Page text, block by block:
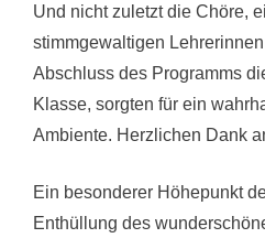
Und nicht zuletzt die Chöre,
stimmgewaltigen
Abschluss des Programms
Klasse, sorgten für ein
Ambiente. Herzlichen Dank
Ein besonderer Höhepunkt
Enthüllung des